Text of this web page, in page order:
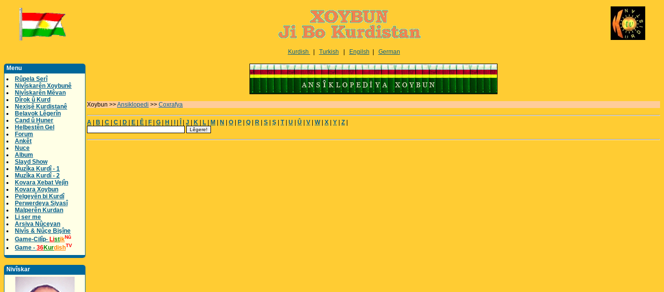
Kurdish Turkish Engilsh German
Menu
Rûpela Serî
Nivîskarên Xoybunê
Nivîskarên Mêvan
Dîrok û Kurd
Nexişê Kurdistanê
Belavok Lêgerîn
Cand û Huner
Helbestên Gel
Forum
Ankêt
Nuce
Album
Slayd Show
Muzîka Kurdî - 1
Muzîka Kurdî - 2
Kovara Xebat Vejîn
Kovara Xoybun
Pelgeyên bi Kurdî
Perwerdeya Siyasî
Malperên Kurdan
Li ser me
Arsiva Nûceyan
Nivîs & Nûçe Bişîne
Game-Cilîp- ListikNû
Game - 36KurdishTV
Nivîskar
Xoybun >>Ansiklopedi >> Coxrafya
A B C Ç D E Ê F G H J K L M N O P Q R S Ş T| U Û V W| X Y Z